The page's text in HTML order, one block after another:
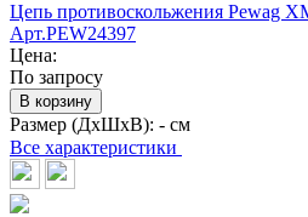
Цепь противоскольжения Pewag
Арт.PEW24397
Цена:
По запросу
В корзину
Размер (ДхШхВ): - см
Все характеристики